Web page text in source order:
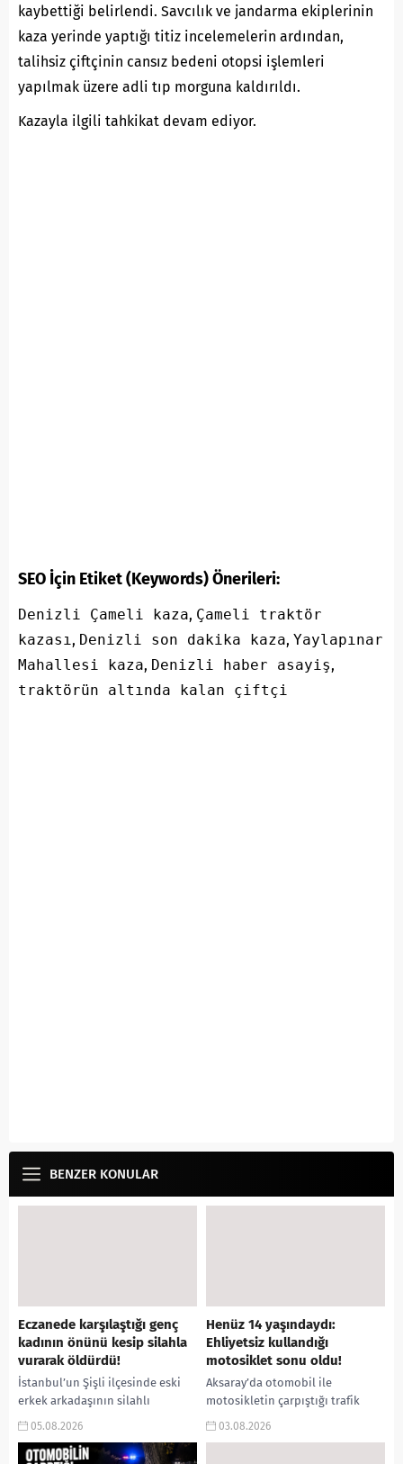
kaybettiği belirlendi. Savcılık ve jandarma ekiplerinin
kaza yerinde yaptığı titiz incelemelerin ardından,
talihsiz çiftçinin cansız bedeni otopsi işlemleri
yapılmak üzere adli tıp morguna kaldırıldı.
Kazayla ilgili tahkikat devam ediyor.
SEO İçin Etiket (Keywords) Önerileri:
Denizli Çameli kaza, Çameli traktör
kazası , Denizli son dakika kaza, Yaylapınar
Mahallesi kaza, Denizli haber asayiş,
traktörün altında kalan çiftçi
BENZER KONULAR
Eczanede karşılaştığı genç
kadının önünü kesip silahla
vurarak öldürdü!
İstanbul’un Şişli ilçesinde eski
erkek arkadaşının silahlı
saldırısına uğrayan 26 yaşındaki
hastanede yaşamını yitirdi.
05.08.2026
Henüz 14 yaşındaydı:
Ehliyetsiz kullandığı
motosiklet sonu oldu!
Aksaray’da otomobil ile
motosikletin çarpıştığı trafik
kazasında 14 yaşındaki ehliyetsiz
03.08.2026